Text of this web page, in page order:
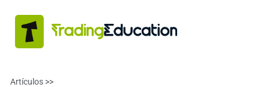
Artículos >>